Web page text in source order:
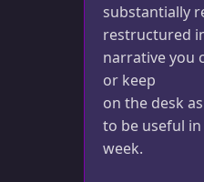
substantially
restructured
narrative you
or keep
on the desk
to be useful
week.